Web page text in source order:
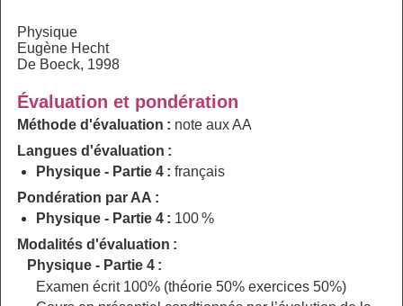
Physique
Eugène Hecht
De Boeck, 1998
Évaluation et pondération
Méthode d'évaluation : note aux AA
Langues d'évaluation :
Physique - Partie 4 :français
Pondération par AA :
Physique - Partie 4 : 100 %
Modalités d'évaluation :
Physique - Partie 4 :
Examen écrit 100% (théorie 50% exercices 50%)